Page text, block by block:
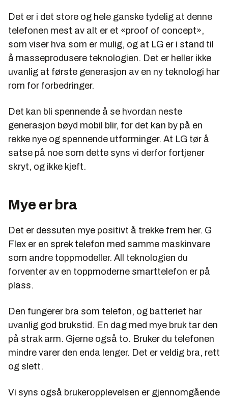
Det er i det store og hele ganske tydelig at denne
telefonen mest av alt er et «proof of concept»,
som viser hva som er mulig, og at LG er i stand til
å masseprodusere teknologien. Det er heller ikke
uvanlig at første generasjon av en ny teknologi har
rom for forbedringer.
Det kan bli spennende å se hvordan neste
generasjon bøyd mobil blir, for det kan by på en
rekke nye og spennende utforminger. At LG tør å
satse på noe som dette syns vi derfor fortjener
skryt, og ikke kjeft.
Mye er bra
Det er dessuten mye positivt å trekke frem her. G
Flex er en sprek telefon med samme maskinvare
som andre toppmodeller. All teknologien du
forventer av en toppmoderne smarttelefon er på
plass.
Den fungerer bra som telefon, og batteriet har
uvanlig god brukstid. En dag med mye bruk tar den
på strak arm. Gjerne også to. Bruker du telefonen
mindre varer den enda lenger. Det er veldig bra, rett
og slett.
Vi syns også brukeropplevelsen er gjennomgående